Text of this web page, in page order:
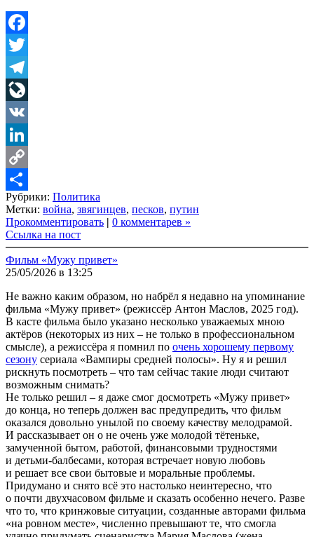
Facebook
Twitter
Telegram
LiveJournal
VK
LinkedIn
Copy
Link
Share
Рубрики: Политика
Метки: война, звягинцев, песков, путин
Прокомментировать | 0 комментарев »
Ссылка на пост
Фильм «Мужу привет»
25/05/2026 в 13:25
Не важно каким образом, но набрёл я недавно на упоминание
фильма «Мужу привет» (режиссёр Антон Маслов, 2025 год).
В касте фильма было указано несколько уважаемых мною
актёров (некоторых из них – не только в профессиональном
смысле), а режиссёра я помнил по очень хорошему первому
сезону сериала «Вампиры средней полосы». Ну я и решил
рискнуть посмотреть – что там сейчас такие люди считают
возможным снимать?
Не только решил – я даже смог досмотреть «Мужу привет»
до конца, но теперь должен вас предупредить, что фильм
оказался довольно унылой по своему качеству мелодрамой.
И рассказывает он о не очень уже молодой тётеньке,
замученной бытом, работой, финансовыми трудностями
и детьми-балбесами, которая встречает новую любовь
и решает все свои бытовые и моральные проблемы.
Придумано и снято всё это настолько неинтересно, что
о почти двухчасовом фильме и сказать особенно нечего. Разве
что то, что кринжовые ситуации, созданные авторами фильма
«на ровном месте», численно превышают те, что смогла